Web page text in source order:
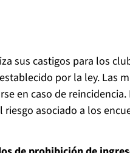
sus castigos para los
por la ley. Las
en caso de reincidencia.
asociado a los